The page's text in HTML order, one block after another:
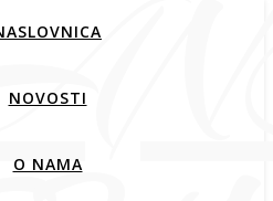
NOVOSTI
O NAMA